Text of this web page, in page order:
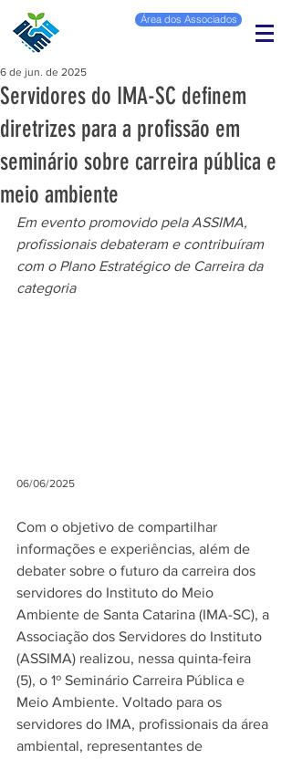
Área dos Associados
Servidores do IMA-SC definem
diretrizes para a profissão em
seminário sobre carreira pública e
meio ambiente
6 de jun. de 2025
Em evento promovido pela ASSIMA,
profissionais debateram e contribuíram
com o Plano Estratégico de Carreira da
categoria
06/06/2025
Com o objetivo de compartilhar
informações e experiências, além de
debater sobre o futuro da carreira dos
servidores do Instituto do Meio
Ambiente de Santa Catarina (IMA-SC), a
Associação dos Servidores do Instituto
(ASSIMA) realizou, nessa quinta-feira
(5), o 1º Seminário Carreira Pública e
Meio Ambiente. Voltado para os
servidores do IMA, profissionais da área
ambiental, representantes de